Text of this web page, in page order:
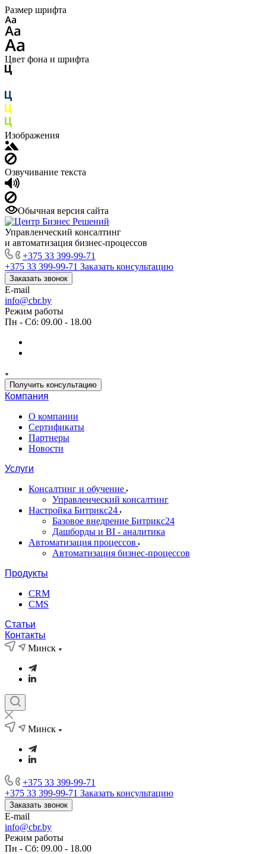
Размер шрифта
Цвет фона и шрифта
Изображения
Озвучивание текста
Обычная версия сайта
Управленческий консалтинг
и автоматизация бизнес-процессов
+375 33 399-99-71
+375 33 399-99-71 Заказать консультацию
Заказать звонок
E-mail
info@cbr.by
Режим работы
Пн - Сб: 09.00 - 18.00
Получить консультацию
Компания
О компании
Сертификаты
Партнеры
Новости
Услуги
Консалтинг и обучение
Управленческий консалтинг
Настройка Битрикс24
Базовое внедрение Битрикс24
Дашборды и BI - аналитика
Автоматизация процессов
Автоматизация бизнес-процессов
Продукты
CRM
CMS
Статьи
Контакты
Минск
Минск
+375 33 399-99-71
+375 33 399-99-71 Заказать консультацию
Заказать звонок
E-mail
info@cbr.by
Режим работы
Пн - Сб: 09.00 - 18.00